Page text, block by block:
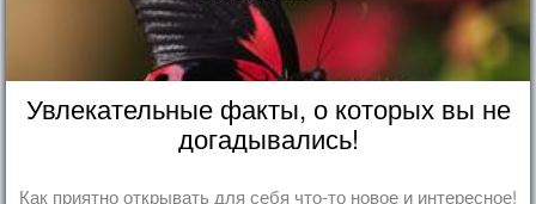
Увлекательные факты, о которых вы не
догадывались!
Как приятно открывать для себя что-то новое и интересное!